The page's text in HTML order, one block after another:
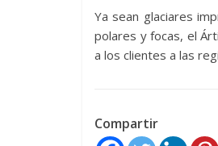
Ya sean glaciares
polares y focas, el
a los clientes a las
Compartir